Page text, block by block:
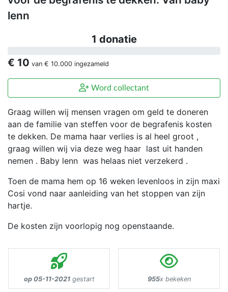
lenn
1 donatie
€ 10 van € 10.000 ingezameld
Word collectant
Graag willen wij mensen vragen om geld te doneren
aan de familie van steffen voor de begrafenis kosten
te dekken. De mama haar verlies is al heel groot ,
graag willen wij via deze weg haar last uit handen
nemen . Baby lenn was helaas niet verzekerd .
Toen de mama hem op 16 weken levenloos in zijn maxi
Cosi vond naar aanleiding van het stoppen van zijn
hartje.
De kosten zijn voorlopig nog openstaande.
op 05-11-2021gestart 955x bekeken